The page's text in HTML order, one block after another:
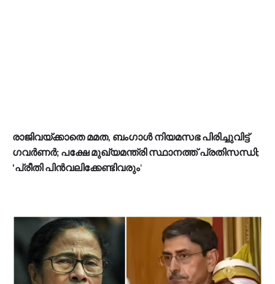
രാജിവയ്ക്കാതെ മമത, ബംഗാൾ നിയമസഭ പിരിച്ചുവിട്ട്
ഗവർണർ; പക്ഷേ മുഖ്യമന്ത്രി സ്ഥാനത്ത് പ്രതിസന്ധി;
'പ്രീതി പിൻവലിക്കേണ്ടിവരും'